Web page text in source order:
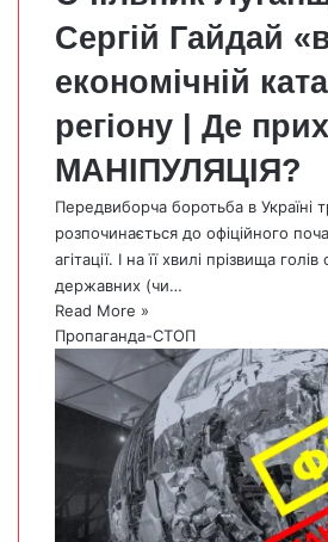
Сергій Гайдай
економічній
регіону | Де
МАНІПУЛЯЦІЯ?
Передвиборча боротьба в Україні
розпочинається до офіційного
агітації. І на її хвилі прізвища
державних (чи…
Read More »
Пропаганда-СТОП